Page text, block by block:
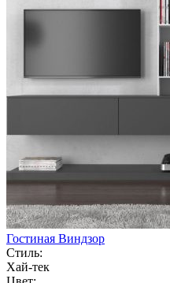
Гостиная Виндзор
Стиль:
Хай-тек